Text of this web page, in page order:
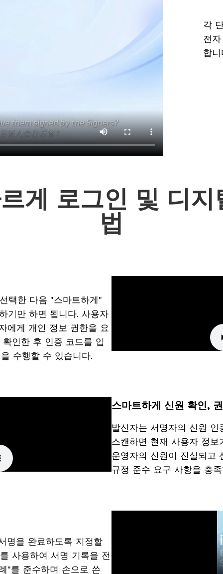
각
전
합니
게 로그인 및 디
법
택한 다음 "스마트하게"
기만 하면 됩니다. 사용자
에게 개인 정보 권한을 요
인한 후 인증 코드를 입
수행할 수 있습니다.
스마트하게 신원 확인,
발신자는 서명자의 신원
스캔하면 현재 사용자 정
운영자의 신원이 진실되고
규정 준수 요구 사항을 충
명을 완료하도록 지정할
사용하여 서명 기록을 전
"를 준수하며 손으로 쓴